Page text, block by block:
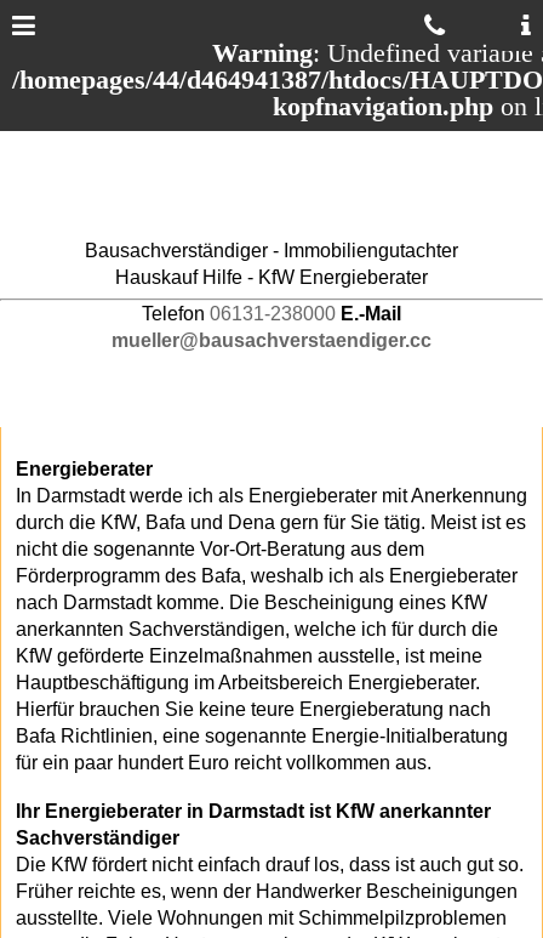
Warning: Undefined variable
/homepages/44/d464941387/htdocs/
kopfnavigation.php on
Bausachverständiger - Immobiliengutachter
Hauskauf Hilfe - KfW Energieberater
Telefon 06131-238000 E.-Mail
mueller@bausachverstaendiger.cc
Energieberater
In Darmstadt werde ich als Energieberater mit Anerkennung
durch die KfW, Bafa und Dena gern für Sie tätig. Meist ist es
nicht die sogenannte Vor-Ort-Beratung aus dem
Förderprogramm des Bafa, weshalb ich als Energieberater
nach Darmstadt komme. Die Bescheinigung eines KfW
anerkannten Sachverständigen, welche ich für durch die
KfW geförderte Einzelmaßnahmen ausstelle, ist meine
Hauptbeschäftigung im Arbeitsbereich Energieberater.
Hierfür brauchen Sie keine teure Energieberatung nach
Bafa Richtlinien, eine sogenannte Energie-Initialberatung
für ein paar hundert Euro reicht vollkommen aus.
Ihr Energieberater in Darmstadt ist KfW anerkannter
Sachverständiger
Die KfW fördert nicht einfach drauf los, dass ist auch gut so.
Früher reichte es, wenn der Handwerker Bescheinigungen
ausstellte. Viele Wohnungen mit Schimmelpilzproblemen